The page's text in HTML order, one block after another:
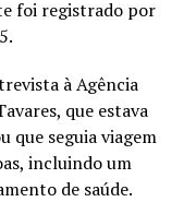
foi registrado por
à Agência
que estava
que seguia viagem
incluindo um
de saúde.